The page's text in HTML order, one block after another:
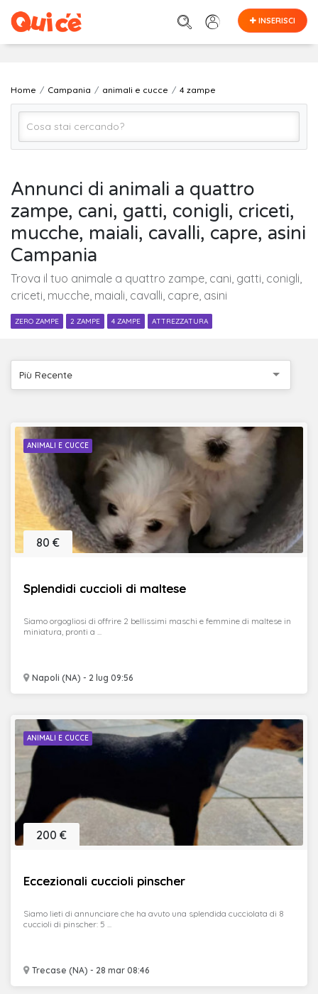
INSERISCI
Home Campania animali e cucce 4 zampe
CAMPANIA (regione)
Annunci di animali a quattro
zampe, cani, gatti, conigli, criceti,
mucche, maiali, cavalli, capre, asini
Campania
Trova il tuo animale a quattro zampe, cani, gatti, conigli,
criceti, mucche, maiali, cavalli, capre, asini
ZERO ZAMPE 2 ZAMPE 4 ZAMPE ATTREZZATURA
Più Recente
ANIMALI E CUCCE
Splendidi cuccioli di maltese
Napoli (NA) - 2 lug 09:56
80 €
Siamo orgogliosi di offrire 2 bellissimi maschi e femmine di maltese in
miniatura, pronti a ...
ANIMALI E CUCCE
Eccezionali cuccioli pinscher
Trecase (NA) - 28 mar 08:46
200 €
Siamo lieti di annunciare che ha avuto una splendida cucciolata di 8
cuccioli di pinscher: 5 ...